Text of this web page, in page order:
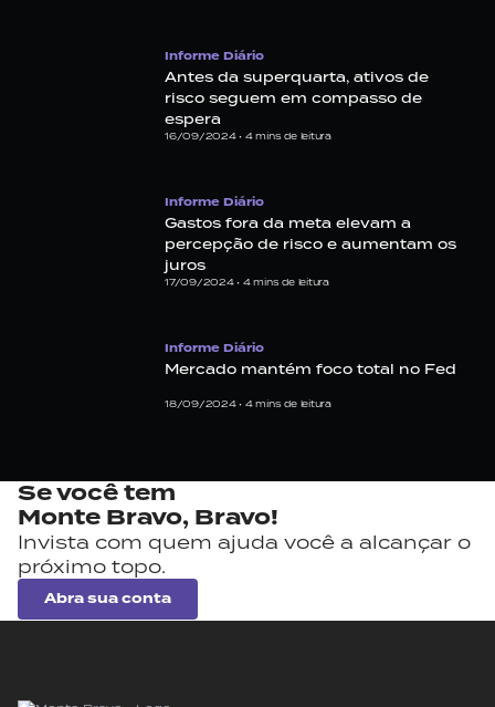
Informe Diário
Antes da superquarta, ativos de
risco seguem em compasso de
espera
16/09/2024 • 4 mins de leitura
Informe Diário
Gastos fora da meta elevam a
percepção de risco e aumentam os
juros
17/09/2024 • 4 mins de leitura
Informe Diário
Mercado mantém foco total no Fed
18/09/2024 • 4 mins de leitura
Se você tem
Monte Bravo, Bravo!
Invista com quem ajuda você a alcançar o
próximo topo.
Abra sua conta